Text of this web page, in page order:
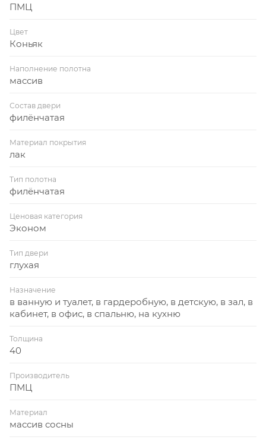
ПМЦ
Цвет
Коньяк
Наполнение полотна
массив
Состав двери
филёнчатая
Материал покрытия
лак
Тип полотна
филёнчатая
Ценовая категория
Эконом
Тип двери
глухая
Назначение
в ванную и туалет, в гардеробную, в детскую, в зал, в
кабинет, в офис, в спальню, на кухню
Толщина
40
Производитель
ПМЦ
Материал
массив сосны